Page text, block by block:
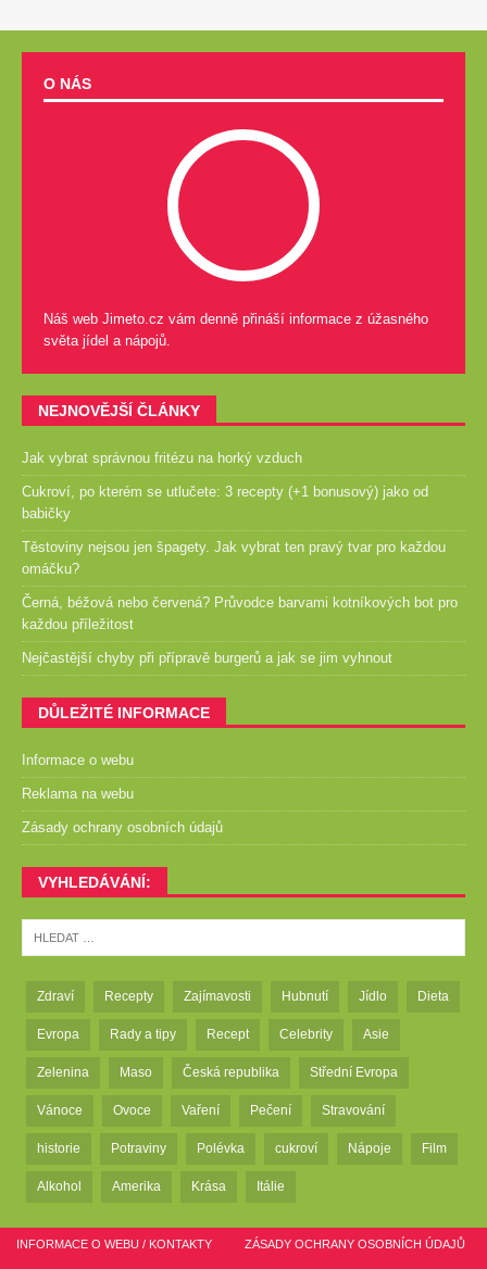
O NÁS
Náš web Jimeto.cz vám denně přináší informace z úžasného
světa jídel a nápojů.
NEJNOVĚJŠÍ ČLÁNKY
Jak vybrat správnou fritézu na horký vzduch
Cukroví, po kterém se utlučete: 3 recepty (+1 bonusový) jako od
babičky
Těstoviny nejsou jen špagety. Jak vybrat ten pravý tvar pro každou
omáčku?
Černá, béžová nebo červená? Průvodce barvami kotníkových bot pro
každou příležitost
Nejčastější chyby při přípravě burgerů a jak se jim vyhnout
DŮLEŽITÉ INFORMACE
Informace o webu
Reklama na webu
Zásady ochrany osobních údajů
VYHLEDÁVÁNÍ:
Zdraví Recepty Zajímavosti Hubnutí Jídlo Dieta
Evropa Rady a tipy Recept Celebrity Asie
Zelenina Maso Česká republika Střední Evropa
Vánoce Ovoce Vaření Pečení Stravování
historie Potraviny Polévka cukroví Nápoje Film
Alkohol Amerika Krása Itálie
INFORMACE O WEBU / KONTAKTY ZÁSADY OCHRANY OSOBNÍCH ÚDAJŮ